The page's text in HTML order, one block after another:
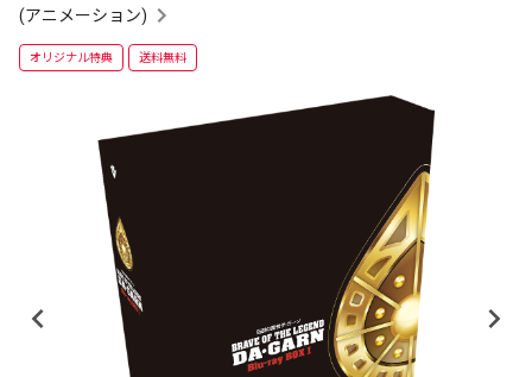
(アニメーション)
オリジナル特典 送料無料